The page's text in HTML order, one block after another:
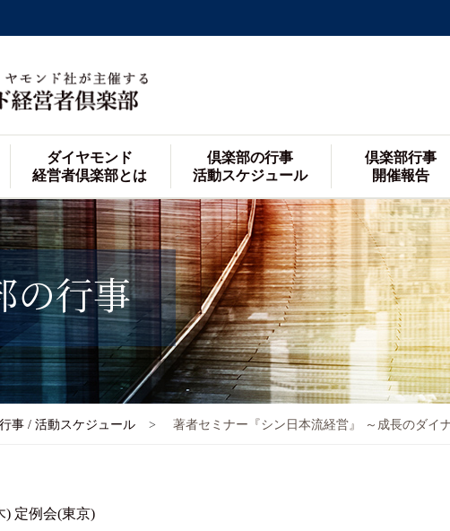
ダイヤモンド
経営者倶楽部とは
倶楽部の行事
活動スケジュール
倶楽部行事
開催報告
の行事
事 / 活動スケジュール 著者セミナー『シン日本流経営』 ～成長のダイ
) 定例会(東京)